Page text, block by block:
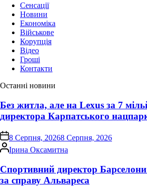
Сенсації
Новини
Економіка
Військове
Корупція
Відео
Гроші
Контакти
Останні новини
Без житла, але на Lexus за 7
директора Карпатського
on8 Серпня, 20268 Серпня, 2026
Опубліковано
Ірина Оксамитна
Спортивний директор Барселони
за справу Альвареса